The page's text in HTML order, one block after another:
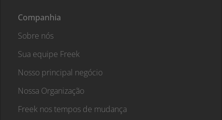
Companhia
Sobre nós
Sua equipe Freek
Nosso principal negócio
Nossa Organização
Freek nos tempos de mudança